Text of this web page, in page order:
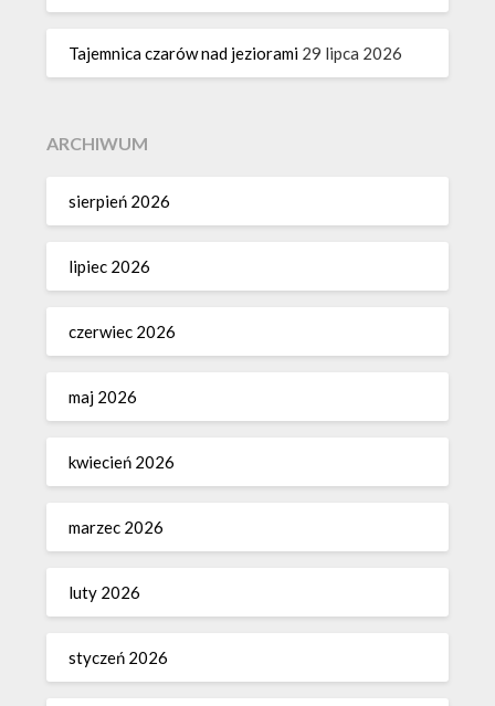
Tajemnica czarów nad jeziorami 29 lipca 2026
ARCHIWUM
sierpień 2026
lipiec 2026
czerwiec 2026
maj 2026
kwiecień 2026
marzec 2026
luty 2026
styczeń 2026